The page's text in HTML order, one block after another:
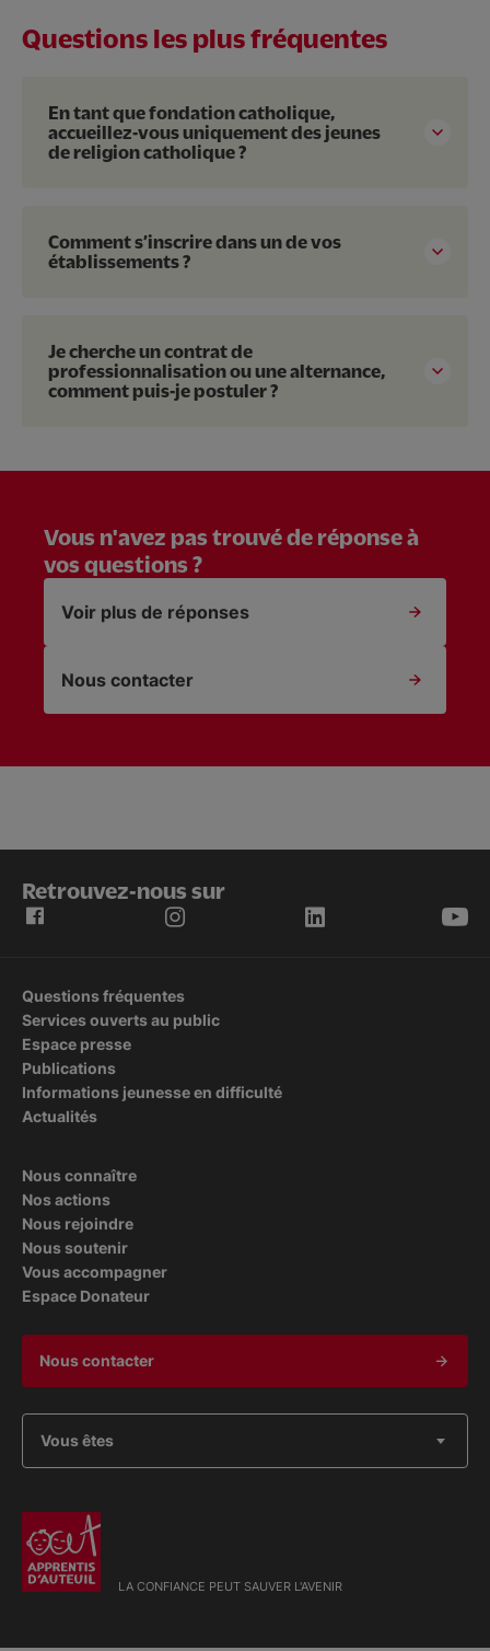
Questions les plus fréquentes
En tant que fondation catholique,
accueillez-vous uniquement des jeunes
de religion catholique ?
Comment s’inscrire dans un de vos
établissements ?
Je cherche un contrat de
professionnalisation ou une alternance,
comment puis-je postuler ?
Vous n'avez pas trouvé de réponse à
vos questions ?
Voir plus de réponses
Nous contacter
Retrouvez-nous sur
Questions fréquentes
Services ouverts au public
Espace presse
Publications
Informations jeunesse en difficulté
Actualités
Nous connaître
Nos actions
Nous rejoindre
Nous soutenir
Vous accompagner
Espace Donateur
Nous contacter
Vous êtes
LA CONFIANCE PEUT SAUVER L'AVENIR